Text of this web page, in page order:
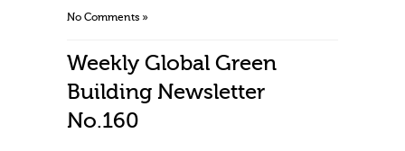
No Comments »
Weekly Global Green
Building Newsletter
No.160